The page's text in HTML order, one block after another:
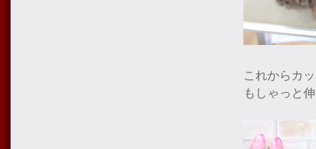
これからカ
もしゃっと